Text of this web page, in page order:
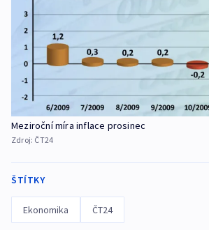
Meziroční míra inflace prosinec
Zdroj: ČT24
ŠTÍTKY
Ekonomika ČT24